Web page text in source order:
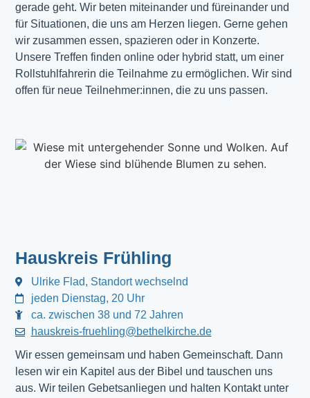
gerade geht. Wir beten miteinander und füreinander und
für Situationen, die uns am Herzen liegen. Gerne gehen
wir zusammen essen, spazieren oder in Konzerte.
Unsere Treffen finden online oder hybrid statt, um einer
Rollstuhlfahrerin die Teilnahme zu ermöglichen. Wir sind
offen für neue Teilnehmer:innen, die zu uns passen.
Hauskreis Frühling
Ulrike Flad, Standort wechselnd
jeden Dienstag, 20 Uhr
ca. zwischen 38 und 72 Jahren
hauskreis-fruehling@bethelkirche.de
Wir essen gemeinsam und haben Gemeinschaft. Dann
lesen wir ein Kapitel aus der Bibel und tauschen uns
aus. Wir teilen Gebetsanliegen und halten Kontakt unter